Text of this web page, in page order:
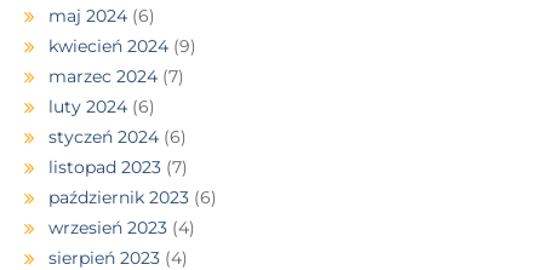
maj 2024 (6)
kwiecień 2024 (9)
marzec 2024 (7)
luty 2024 (6)
styczeń 2024 (6)
listopad 2023 (7)
październik 2023 (6)
wrzesień 2023 (4)
sierpień 2023 (4)